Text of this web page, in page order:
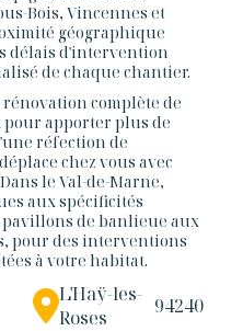
Bois, Vincennes et
géographique
délais d'intervention
de chaque chantier.
complète de
pour apporter plus de
réfection de
chez vous avec
le Val-de-Marne,
aux spécificités
de banlieue aux
pour des interventions
à votre habitat.
L'Haÿ-les-
Roses
94240